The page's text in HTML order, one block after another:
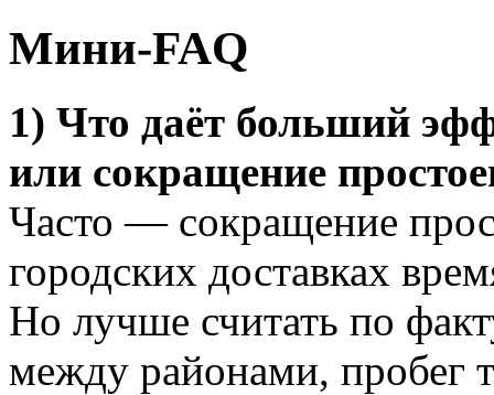
Мини-FAQ
1) Что даёт больший
или сокращение
Часто — сокращение
городских доставках
Но лучше считать по
между районами, пробег